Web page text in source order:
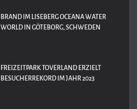
BRAND IM LISEBERG OCEANA WATER
WORLD IN GÖTEBORG, SCHWEDEN
FREIZEITPARK TOVERLAND ERZIELT
BESUCHERREKORD IM JAHR 2023